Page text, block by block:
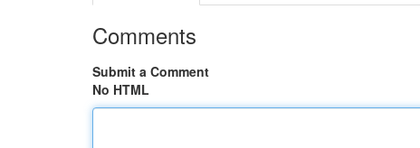
Comments
Submit a Comment
No HTML